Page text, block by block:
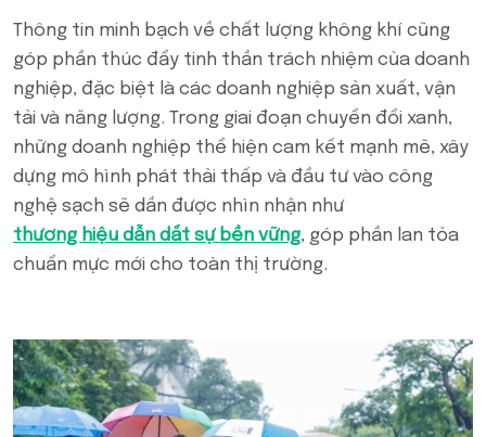
Thông tin minh bạch về chất lượng không khí cũng
góp phần thúc đẩy tinh thần trách nhiệm của doanh
nghiệp, đặc biệt là các doanh nghiệp sản xuất, vận
tải và năng lượng. Trong giai đoạn chuyển đổi xanh,
những doanh nghiệp thể hiện cam kết mạnh mẽ, xây
dựng mô hình phát thải thấp và đầu tư vào công
nghệ sạch sẽ dần được nhìn nhận như
thương hiệu dẫn dắt sự bền vững, góp phần lan tỏa
chuẩn mực mới cho toàn thị trường.